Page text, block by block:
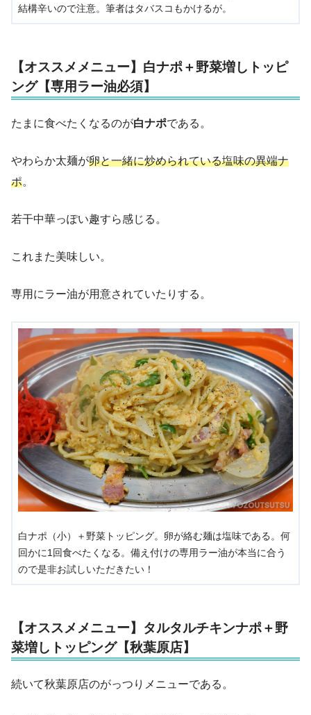
結構辛いので注意。筆者はタバスコもかけるが。
【オススメメニュー】白ナポ＋野菜増しトッピ
ング【専用ラー油必須】
たまに食べたくなるのが白ナポである。
やわらか太麺が卵と一緒に炒められている塩味の異端ナ
ポ。
若干中華っぽい趣すら感じる。
これまた美味しい。
専用にラー油が用意されていたりする。
白ナポ（小）＋野菜トッピング。卵が絡む麺は塩味である。何
回かに1回食べたくなる。備え付けの専用ラー油が本当に合う
ので是非お試しいただきたい！
【オススメメニュー】タルタルチキンナポ＋野
菜増しトッピング【秋葉原店】
続いて秋葉原店のがっつりメニューである。